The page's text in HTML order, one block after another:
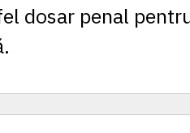
dosar penal